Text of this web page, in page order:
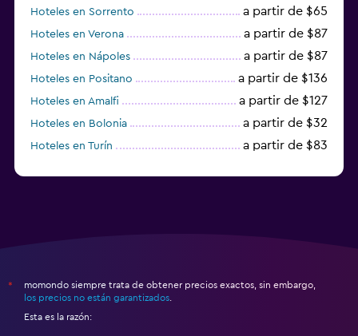
Hoteles en Sorrento a partir de $65
Hoteles en Verona a partir de $87
Hoteles en Nápoles a partir de $87
Hoteles en Positano a partir de $136
Hoteles en Amalfi a partir de $127
Hoteles en Bolonia a partir de $32
Hoteles en Turín a partir de $83
*
momondo siempre trata de obtener precios exactos, sin embargo,
los precios no están garantizados
Esta es la razón: